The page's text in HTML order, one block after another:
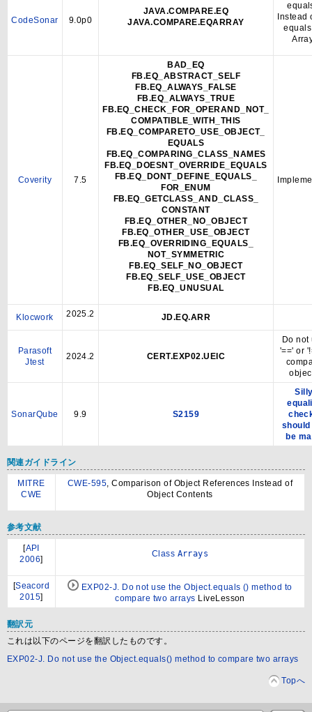
CodeSonar 9.0p0
JAVA.COMPARE.EQ
JAVA.COMPARE.EQARRAY
Instead
Coverity 7.5
BAD_EQ
FB.EQ_ABSTRACT_SELF
FB.EQ_ALWAYS_FALSE
FB.EQ_ALWAYS_TRUE
FB.EQ_CHECK_FOR_OPERAND_NOT_
COMPATIBLE_WITH_THIS
FB.EQ_COMPARETO_USE_OBJECT_
EQUALS
FB.EQ_COMPARING_CLASS_NAMES
FB.EQ_DOESNT_OVERRIDE_EQUALS
FB.EQ_DONT_DEFINE_EQUALS_
FOR_ENUM
FB.EQ_GETCLASS_AND_CLASS_
CONSTANT
FB.EQ_OTHER_NO_OBJECT
FB.EQ_OTHER_USE_OBJECT
FB.EQ_OVERRIDING_EQUALS_
NOT_SYMMETRIC
FB.EQ_SELF_NO_OBJECT
FB.EQ_SELF_USE_OBJECT
FB.EQ_UNUSUAL
Klocwork 2025.2 JD.EQ.ARR
Parasoft
Jtest
2024.2 CERT.EXP02.UEIC
Do not
'==' or
SonarQube 9.9 S2159
should
be
関連ガイドライン
MITRE
CWE
CWE-595, Comparison of Object References Instead of
Object Contents
参考文献
[API
2006]
Class Arrays
[Seacord
2015]
EXP02-J. Do not use the Object.equals () method to
compare two arrays LiveLesson
翻訳元
これは以下のページを翻訳したものです。
EXP02-J. Do not use the Object.equals() method to compare two arrays
Topへ